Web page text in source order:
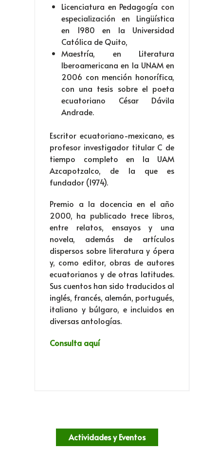
Licenciatura en Pedagogía con
especialización en Lingüística
en 1980 en la Universidad
Católica de Quito,
Maestría, en Literatura
Iberoamericana en la UNAM en
2006 con mención honorífica,
con una tesis sobre el poeta
ecuatoriano César Dávila
Andrade.
Escritor ecuatoriano-mexicano, es
profesor investigador titular C de
tiempo completo en la UAM
Azcapotzalco, de la que es
fundador (1974).
Premio a la docencia en el año
2000, ha publicado trece libros,
entre relatos, ensayos y una
novela, además de artículos
dispersos sobre literatura y ópera
y, como editor, obras de autores
ecuatorianos y de otras latitudes.
Sus cuentos han sido traducidos al
inglés, francés, alemán, portugués,
italiano y búlgaro, e incluidos en
diversas antologías.
Consulta aquí
Actividades y Eventos